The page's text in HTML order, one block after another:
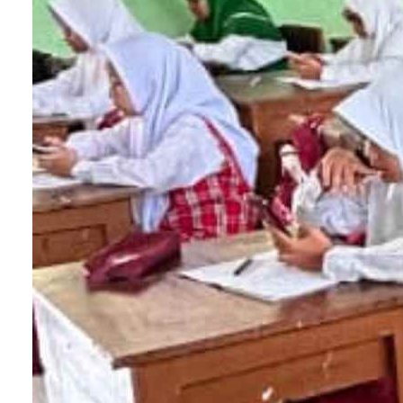
1. MengembangkanSoft Skillsdan
Karakter Peserta Didik
Orientasi Kurikulum Merdeka berfokus pada
pengembangan peserta didik agar memiliki
prinsip yang terdapat dalam sila bangsa
Hal tersebut sesuai dengan visi pendidikan
Indonesia yaitu,"Mewujudkan Indonesia maju
berdaulat, mandiri, dan berkepribadian melalui
terciptanya pelajar Pancasila”.
Pengembangan program
Profil Pelajar Pancasila
bertujuan untuk menciptakan siswa yang memiliki
kompetensi global dan berperilaku sesuai dengan
nilai-nilai Pancasila, yaitu beriman, bertakwa